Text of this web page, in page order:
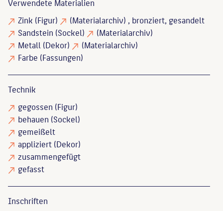
Zink (Figur) (Materialarchiv) , bronziert, gesandelt
Sandstein (Sockel)
(Materialarchiv)
Metall(Dekor)
(Materialarchiv)
Farbe (Fassungen)
Technik
gegossen (Figur)
behauen (Sockel)
gemeißelt
appliziert(Dekor)
zusammengefügt
gefasst
Inschriften